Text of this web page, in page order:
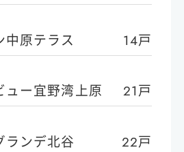
中原テラス 14戸
ュー宜野湾上原 21戸
ランデ北谷 22戸